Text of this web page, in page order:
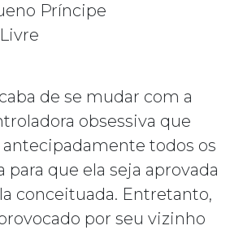
Príncipe
de se mudar com a
obsessiva que
todos os
para que ela seja aprovada
conceituada. Entretanto,
por seu vizinho